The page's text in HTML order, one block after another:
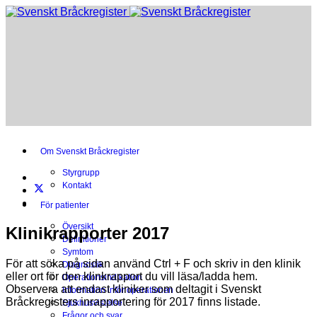
Om Svenskt Bråckregister
Styrgrupp
Kontakt
För patienter
Översikt
Definitioner
Symtom
Diagnostik
Operationsindikation
Information inför operationen
Sjukhusvistelse
Klinikrapporter 2017
För att söka på sidan använd Ctrl + F och skriv in den klinik
eller ort för den klinkrapport du vill läsa/ladda hem.
Observera att endast kliniker som deltagit i Svenskt
Bråckregisters inrapportering för 2017 finns listade.